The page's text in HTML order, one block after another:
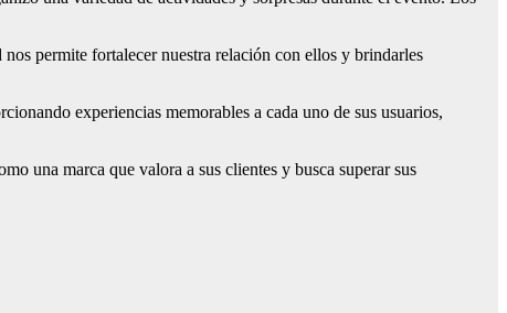
permite fortalecer nuestra relación con ellos y brindarles
experiencias memorables a cada uno de sus usuarios,
una marca que valora a sus clientes y busca superar sus